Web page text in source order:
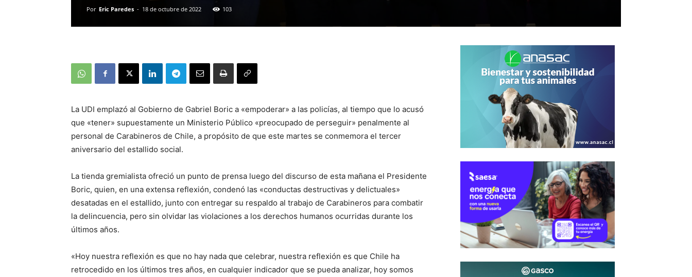
Por Eric Paredes - 18 de octubre de 2022 103
La UDI emplazó al Gobierno de Gabriel Boric a «empoderar» a las policías, al tiempo que lo acusó
que «tener» supuestamente un Ministerio Público «preocupado de perseguir» penalmente al
personal de Carabineros de Chile, a propósito de que este martes se conmemora el tercer
aniversario del estallido social.
La tienda gremialista ofreció un punto de prensa luego del discurso de esta mañana el Presidente
Boric, quien, en una extensa reflexión, condenó las «conductas destructivas y delictuales»
desatadas en el estallido, junto con entregar su respaldo al trabajo de Carabineros para combatir
la delincuencia, pero sin olvidar las violaciones a los derechos humanos ocurridas durante los
últimos años.
«Hoy nuestra reflexión es que no hay nada que celebrar, nuestra reflexión es que Chile ha
retrocedido en los últimos tres años, en cualquier indicador que se pueda analizar, hoy somos